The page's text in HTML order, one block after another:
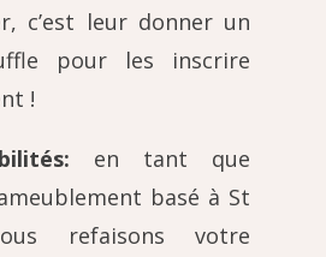
c’est leur donner un
pour les inscrire
!
en tant que
basé à St
refaisons votre